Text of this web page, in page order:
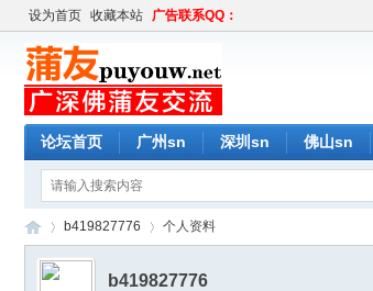
设为首页 收藏本站 广告联系QQ：
论坛首页 广州sn 深圳sn 佛山sn
b419827776 个人资料
b419827776